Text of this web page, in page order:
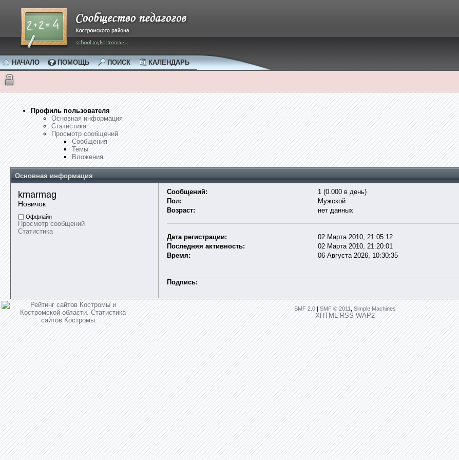
НАЧАЛО ПОМОЩЬ ПОИСК КАЛЕНДАРЬ
Профиль пользователя
Основная информация
Статистика
Просмотр сообщений
Сообщения
Темы
Вложения
Основная информация
kmarmag
Новичок
Оффлайн
Просмотр сообщений
Статистика
Сообщений:
1 (0.000 в день)
Пол:
Мужской
Возраст:
нет данных
Дата регистрации:
02 Марта 2010, 21:05:12
Последняя активность:
02 Марта 2010, 21:20:01
Время:
06 Августа 2026, 10:30:35
Подпись:
SMF 2.0 | SMF © 2011 Simple Machines
XHTML RSS WAP2